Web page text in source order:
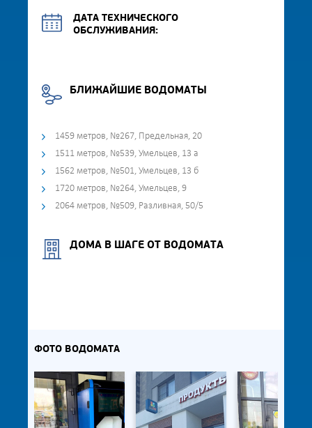
ДАТА ТЕХНИЧЕСКОГО
ОБСЛУЖИВАНИЯ:
БЛИЖАЙШИЕ ВОДОМАТЫ
1459 метров, №267, Предельная, 20
1511 метров, №539, Умельцев, 13 а
1562 метров, №501, Умельцев, 13 б
1720 метров, №264, Умельцев, 9
2064 метров, №509, Разливная, 50/5
ДОМА В ШАГЕ ОТ ВОДОМАТА
ФОТО ВОДОМАТА